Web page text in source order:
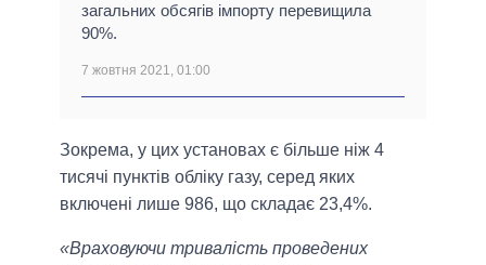
загальних обсягів імпорту перевищила
90%.
7 жовтня 2021, 01:00
Зокрема, у цих установах є більше ніж 4
тисячі пунктів обліку газу, серед яких
включені лише 986, що складає 23,4%.
«Враховуючи тривалість проведених